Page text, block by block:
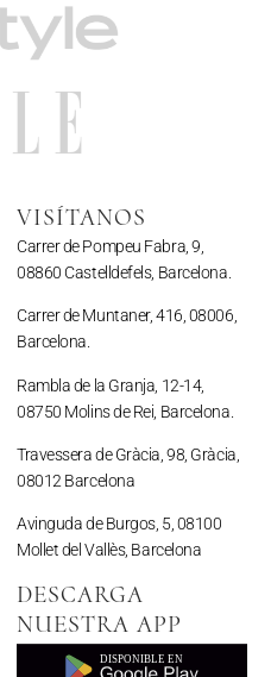
691110052
623983794
VISÍTANOS
Carrer de Pompeu Fabra, 9,
08860 Castelldefels, Barcelona.
Carrer de Muntaner, 416, 08006,
Barcelona.
Rambla de la Granja, 12-14,
08750 Molins de Rei, Barcelona.
Travessera de Gràcia, 98, Gràcia,
08012 Barcelona
Avinguda de Burgos, 5, 08100
Mollet del Vallès, Barcelona
DESCARGA
NUESTRA APP